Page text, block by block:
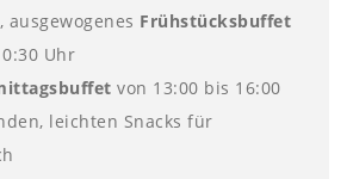
ausgewogenes Frühstücksbuffet
Uhr
von 13:00 bis 16:00
leichten Snacks für